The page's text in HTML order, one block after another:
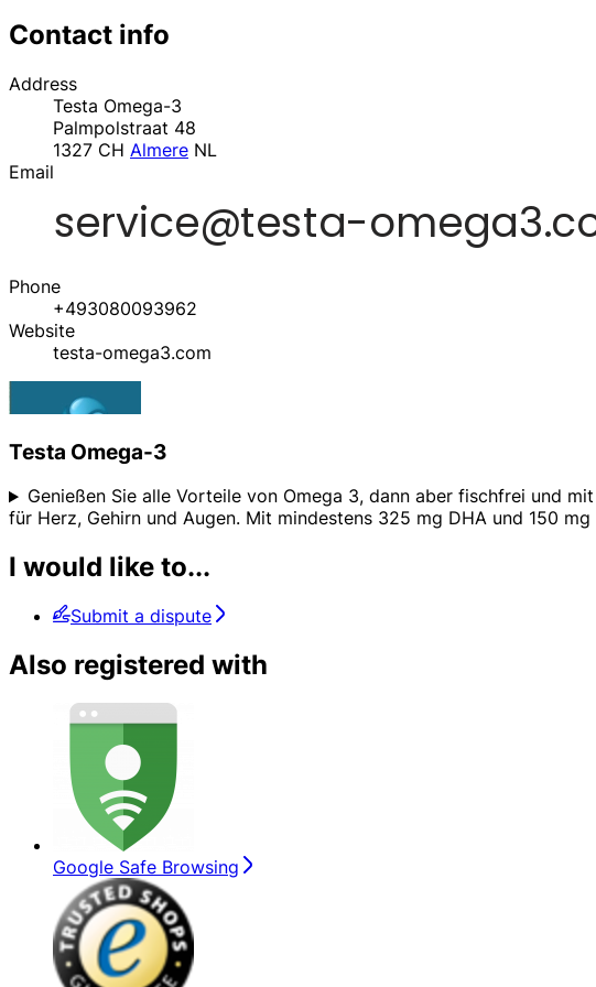
Contact info
Address
Testa Omega-3
Palmpolstraat 48
1327 CH Almere NL
Email
Phone
+493080093962
Website
testa-omega3.com
Testa Omega-3
Genießen Sie alle Vorteile von Omega 3, dann aber fischfrei und
für Herz, Gehirn und Augen. Mit mindestens 325 mg DHA und 150
I would like to...
Submit a dispute
Also registered with
Google Safe Browsing